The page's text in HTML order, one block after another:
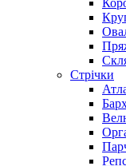
Стрічки